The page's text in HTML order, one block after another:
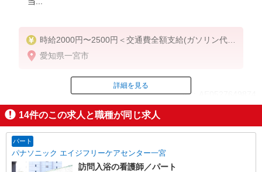
時給2000円〜2500円＜交通費全額支給(ガソリン代含
む)/日払い可/週払い可＞
愛知県一宮市
ID：AE0527649874
掲載期間終了
詳細を見る
14件のこの求人と職種が同じ求人
パート
パナソニック エイジフリーケアセンター一宮
訪問入浴の看護師／パート